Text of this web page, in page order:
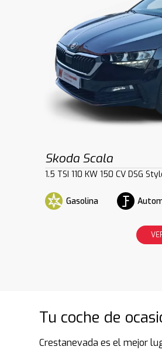
Skoda Scala
1.5 TSI 110 KW 150 CV DSG
Gasolina
Tu coche de
Crestanevada es el mejor